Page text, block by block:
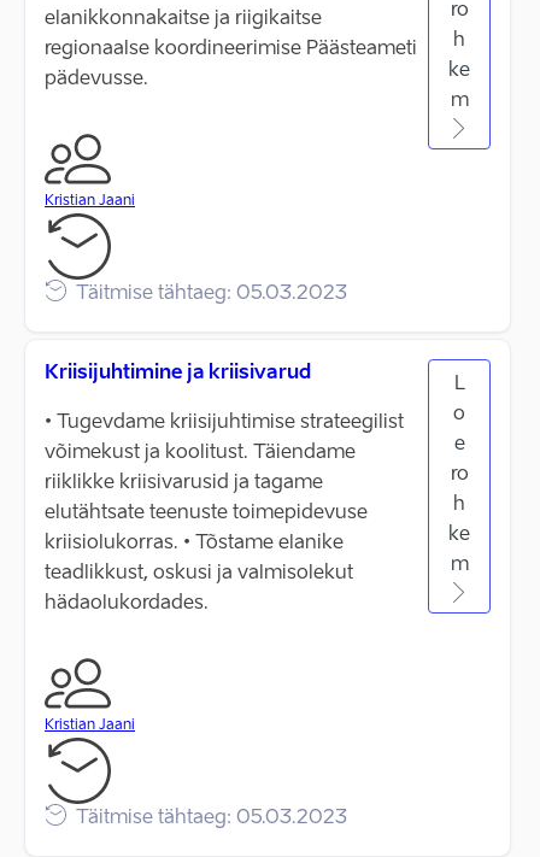
elanikkonnakaitse ja riigikaitse
regionaalse koordineerimise Päästeameti
pädevusse.
Kristian Jaani
Täitmise tähtaeg: 05.03.2023
ro
h
ke
m
Kriisijuhtimine ja kriisivarud
• Tugevdame kriisijuhtimise strateegilist
võimekust ja koolitust. Täiendame
riiklikke kriisivarusid ja tagame
elutähtsate teenuste toimepidevuse
kriisiolukorras. • Tõstame elanike
teadlikkust, oskusi ja valmisolekut
hädaolukordades.
Kristian Jaani
Täitmise tähtaeg: 05.03.2023
L
o
e
ro
h
ke
m